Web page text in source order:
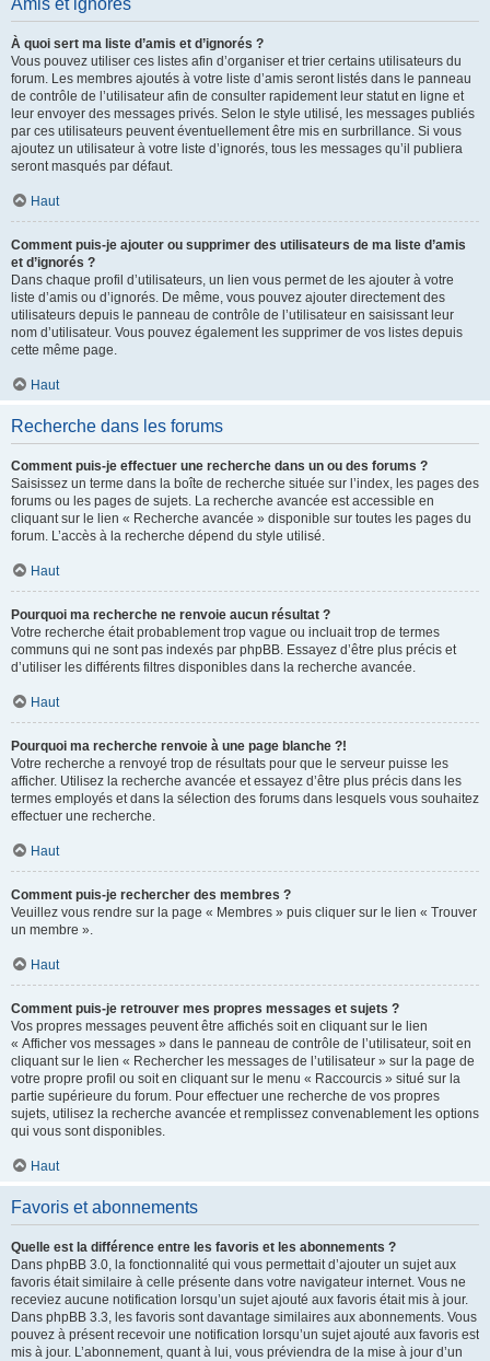
Amis et ignorés
À quoi sert ma liste d’amis et d’ignorés ?
Vous pouvez utiliser ces listes afin d’organiser et trier certains utilisateurs du
forum. Les membres ajoutés à votre liste d’amis seront listés dans le panneau
de contrôle de l’utilisateur afin de consulter rapidement leur statut en ligne et
leur envoyer des messages privés. Selon le style utilisé, les messages publiés
par ces utilisateurs peuvent éventuellement être mis en surbrillance. Si vous
ajoutez un utilisateur à votre liste d’ignorés, tous les messages qu’il publiera
seront masqués par défaut.
Haut
Comment puis-je ajouter ou supprimer des utilisateurs de ma liste d’amis
et d’ignorés ?
Dans chaque profil d’utilisateurs, un lien vous permet de les ajouter à votre
liste d’amis ou d’ignorés. De même, vous pouvez ajouter directement des
utilisateurs depuis le panneau de contrôle de l’utilisateur en saisissant leur
nom d’utilisateur. Vous pouvez également les supprimer de vos listes depuis
cette même page.
Haut
Recherche dans les forums
Comment puis-je effectuer une recherche dans un ou des forums ?
Saisissez un terme dans la boîte de recherche située sur l’index, les pages des
forums ou les pages de sujets. La recherche avancée est accessible en
cliquant sur le lien « Recherche avancée » disponible sur toutes les pages du
forum. L’accès à la recherche dépend du style utilisé.
Haut
Pourquoi ma recherche ne renvoie aucun résultat ?
Votre recherche était probablement trop vague ou incluait trop de termes
communs qui ne sont pas indexés par phpBB. Essayez d’être plus précis et
d’utiliser les différents filtres disponibles dans la recherche avancée.
Haut
Pourquoi ma recherche renvoie à une page blanche ?!
Votre recherche a renvoyé trop de résultats pour que le serveur puisse les
afficher. Utilisez la recherche avancée et essayez d’être plus précis dans les
termes employés et dans la sélection des forums dans lesquels vous souhaitez
effectuer une recherche.
Haut
Comment puis-je rechercher des membres ?
Veuillez vous rendre sur la page « Membres » puis cliquer sur le lien « Trouver
un membre ».
Haut
Comment puis-je retrouver mes propres messages et sujets ?
Vos propres messages peuvent être affichés soit en cliquant sur le lien
« Afficher vos messages » dans le panneau de contrôle de l’utilisateur, soit en
cliquant sur le lien « Rechercher les messages de l’utilisateur » sur la page de
votre propre profil ou soit en cliquant sur le menu « Raccourcis » situé sur la
partie supérieure du forum. Pour effectuer une recherche de vos propres
sujets, utilisez la recherche avancée et remplissez convenablement les options
qui vous sont disponibles.
Haut
Favoris et abonnements
Quelle est la différence entre les favoris et les abonnements ?
Dans phpBB 3.0, la fonctionnalité qui vous permettait d’ajouter un sujet aux
favoris était similaire à celle présente dans votre navigateur internet. Vous ne
receviez aucune notification lorsqu’un sujet ajouté aux favoris était mis à jour.
Dans phpBB 3.3, les favoris sont davantage similaires aux abonnements. Vous
pouvez à présent recevoir une notification lorsqu’un sujet ajouté aux favoris est
mis à jour. L’abonnement, quant à lui, vous préviendra de la mise à jour d’un